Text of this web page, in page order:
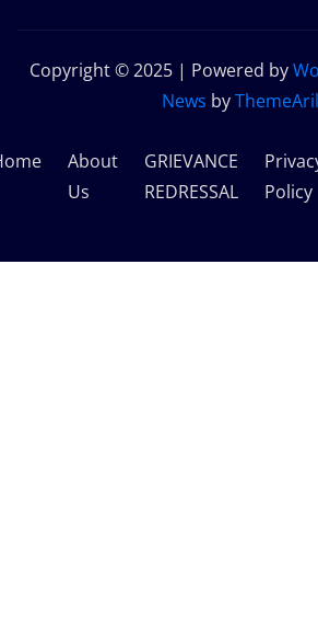
Copyright © 2025 | Powered by
News by
About
Us
GRIEVANCE
REDRESSAL
Policy